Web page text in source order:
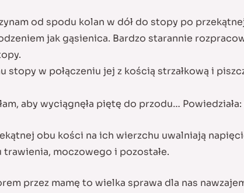
od spodu kolan w dół do stopy po
jak gąsienica. Bardzo starannie
w połączeniu jej z kością strzałkową i
aby wyciągnęła piętę do przodu…
obu kości na ich wierzchu uwalniają
moczowego i pozostałe.
przez mamę to wielka sprawa dla nas